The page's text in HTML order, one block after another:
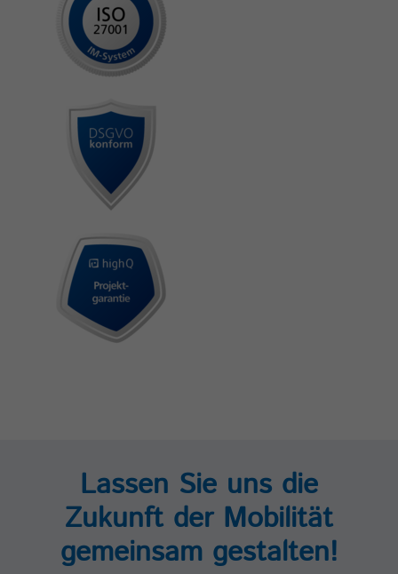
Lassen Sie uns die
Zukunft der Mobilität
gemeinsam gestalten!